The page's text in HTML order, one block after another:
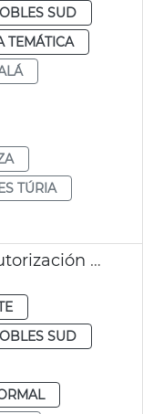
SUD
TEMÁTICA
TÚRIA
València solicita a la CHJ autorización para limipar el cauce del Turia
SUD